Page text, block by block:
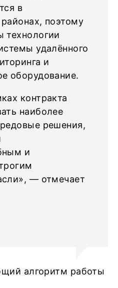
в
поэтому
технологии
удалённого
и
оборудование.
контракта
наиболее
решения,
и
— отмечает
алгоритм работы